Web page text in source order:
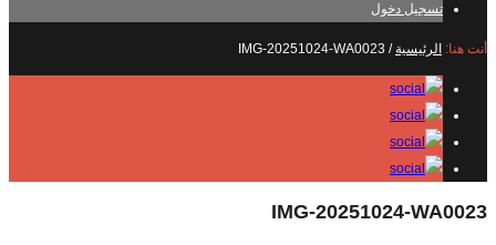
تسجيل دخول
أنت هنا: الرئيسية /
IMG-20251024-WA0023
IMG-20251024-WA0023